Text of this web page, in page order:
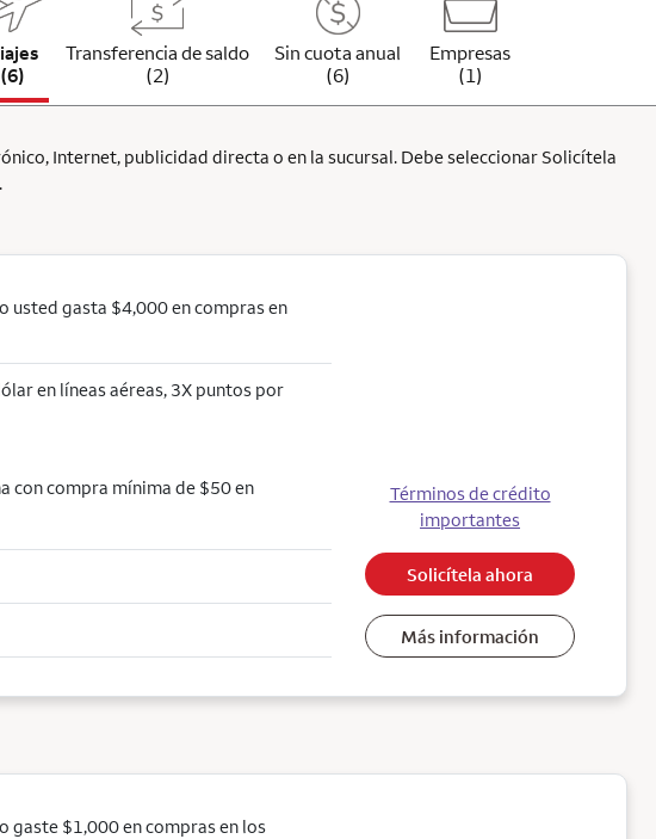
(6)
Transferencia de saldo
(2)
Sin cuota anual
(6)
Empresas
(1)
Internet, publicidad directa o en la sucursal. Debe seleccionar Solicítela
usted gasta $4,000 en compras en
en líneas aéreas, 3X puntos por
con compra mínima de $50 en
Términos de crédito
importantes
Solicítela ahora
Más información
gaste $1,000 en compras en los